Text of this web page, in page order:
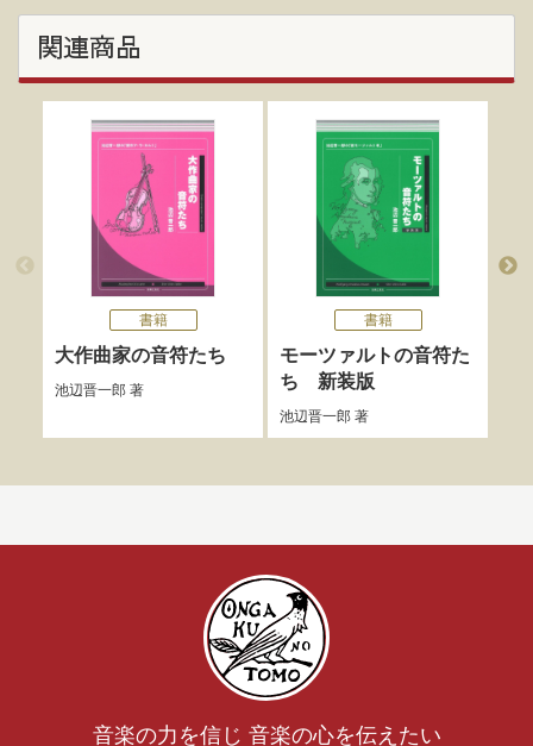
関連商品
書籍
大作曲家の音符たち
池辺晋一郎著
書籍
モーツァルトの音符た
ち 新装版
池辺晋一郎著
音楽の力を信じ 音楽の心を伝えたい